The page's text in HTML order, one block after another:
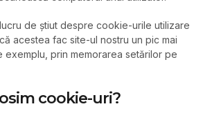
de știut despre cookie-urile utilizare
acestea fac site-ul nostru un pic mai
exemplu, prin memorarea setărilor pe
cookie-uri?